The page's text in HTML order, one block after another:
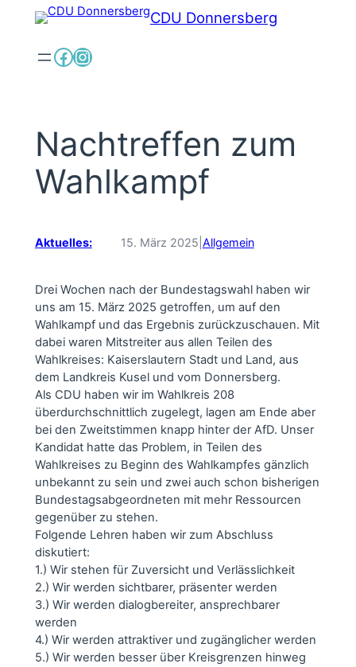
CDU Donnersberg
Facebook
Instagram
Nachtreffen zum
Wahlkampf
Aktuelles: 15. März 2025 Allgemein
Drei Wochen nach der Bundestagswahl haben wir
uns am 15. März 2025 getroffen, um auf den
Wahlkampf und das Ergebnis zurückzuschauen. Mit
dabei waren Mitstreiter aus allen Teilen des
Wahlkreises: Kaiserslautern Stadt und Land, aus
dem Landkreis Kusel und vom Donnersberg.
Als CDU haben wir im Wahlkreis 208
überdurchschnittlich zugelegt, lagen am Ende aber
bei den Zweitstimmen knapp hinter der AfD. Unser
Kandidat hatte das Problem, in Teilen des
Wahlkreises zu Beginn des Wahlkampfes gänzlich
unbekannt zu sein und zwei auch schon bisherigen
Bundestagsabgeordneten mit mehr Ressourcen
gegenüber zu stehen.
Folgende Lehren haben wir zum Abschluss
diskutiert:
1.) Wir stehen für Zuversicht und Verlässlichkeit
2.) Wir werden sichtbarer, präsenter werden
3.) Wir werden dialogbereiter, ansprechbarer
werden
4.) Wir werden attraktiver und zugänglicher werden
5.) Wir werden besser über Kreisgrenzen hinweg